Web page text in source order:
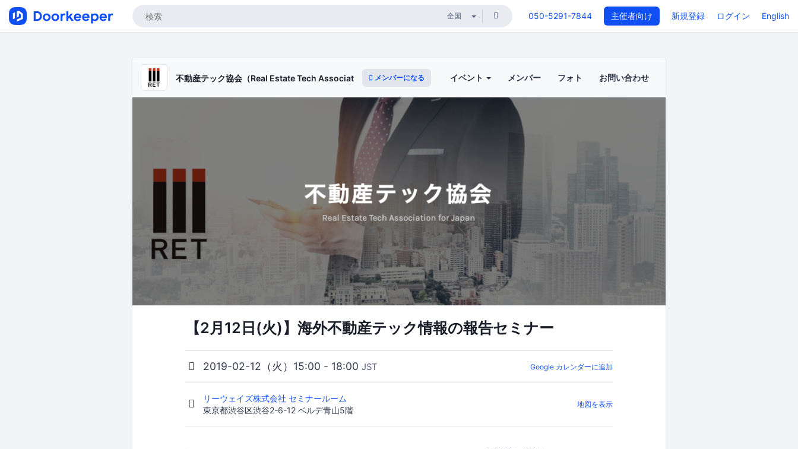
050-5291-7844 主催者向け 新規登録 ログイン English
不動産テック協会（Real Estate Tech Association for Japan）
メンバーになる イベント メンバー フォト お問い合わせ
【2月12日(火)】海外不動産テック情報の報告セミナー
2019-02-12（火）15:00 - 18:00 JST Google カレンダーに追加
リーウェイズ株式会社 セミナールーム
東京都渋谷区渋谷2-6-12 ベルデ青山5階
地図を表示